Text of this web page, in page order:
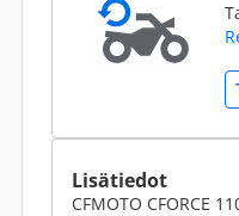
Lisätiedot
CFMOTO CFORCE